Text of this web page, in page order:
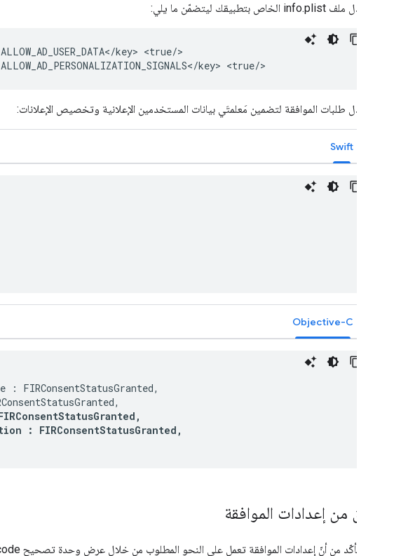
عدِّل ملف info.plist الخاص بتطبيقك ليتضمّن ما يلي:
key> <true/>
key>
عدِّل طلبات الموافقة لتضمين مَعلمتَي بيانات المستخدمين الإعلانية وتخصيص الإعلانات:
Swift
Objective-C
: FIRConsentStatusGranted,
: FIRConsentStatusGranted,
التحقّق من إعدادات الموافقة
يمكنك التأكّد من أنّ إعدادات الموافقة تعمل على النحو المطلوب من خلال عرض وحدة تصحيح Xcode لتطبيقك.